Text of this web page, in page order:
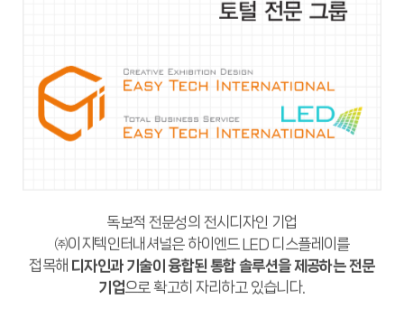
독보적 전문성의 전시디자인 기업
㈜이지텍인터내셔널은 하이엔드 LED 디스플레이를
접목해 디자인과 기술이 융합된 통합 솔루션을 제공하는 전문
기업으로 확고히 자리하고 있습니다.
별색을 사용합니다.
독창적 + 참신함 + 동적임 + 화려함
‘Easy Tech International’ Main LogoORANGE
‘LED Display’ Emblem MINT
Iztec Logo Color독보적 전문성의 전시디자인 기업
㈜이지텍인터내셔널은 하이엔드 LED 디스플레이를
접목해 디자인과 기술이 융합된 통합 솔루션을 제공하는 전문
기업으로 확고히 자리하고 있습니다.